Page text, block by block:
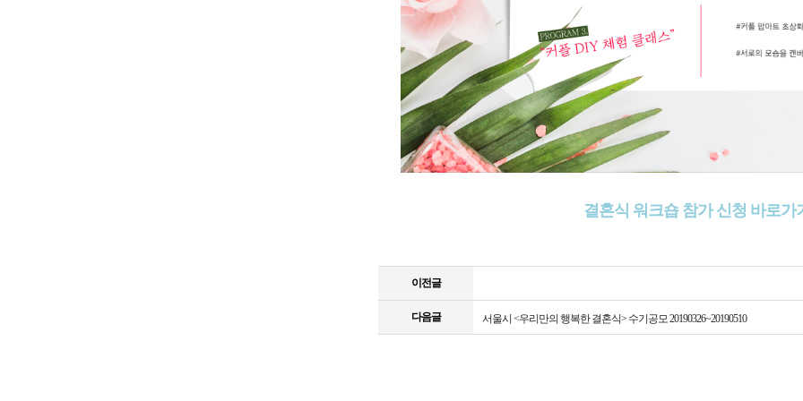
결혼식 워크숍 참가 신청 바로가
이전글
다음글 서울시 <우리만의 행복한 결혼식> 수기공모 20190326~20190510